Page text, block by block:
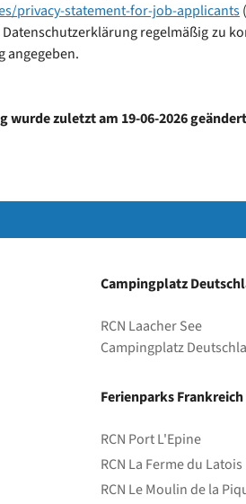
privacy-statement-for-job-applicants
regelmäßig zu
angegeben.
wurde zuletzt am 19-06-2026
Campingplatz
RCN Laacher See
Campingplatz
Ferienparks Frankreich
RCN Port L'Epine
RCN La Ferme du Latois
RCN Le Moulin de la